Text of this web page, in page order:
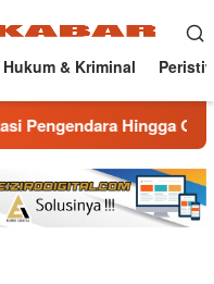
Hukum & Kriminal
Hingga Ganti Knalpot